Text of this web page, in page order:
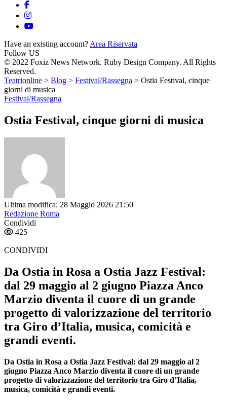
Have an existing account? Area Riservata
Follow US
© 2022 Foxiz News Network. Ruby Design Company. All Rights
Reserved.
Teatrionline > Blog > Festival/Rassegna > Ostia Festival, cinque
giorni di musica
Festival/Rassegna
Ostia Festival, cinque giorni di musica
Ultima modifica: 28 Maggio 2026 21:50
Redazione Roma
Condividi
425
CONDIVIDI
Da Ostia in Rosa a Ostia Jazz Festival:
dal 29 maggio al 2 giugno Piazza Anco
Marzio diventa il cuore di un grande
progetto di valorizzazione del territorio
tra Giro d’Italia, musica, comicità e
grandi eventi.
Da Ostia in Rosa a Ostia Jazz Festival: dal 29 maggio al 2
giugno Piazza Anco Marzio diventa il cuore di un grande
progetto di valorizzazione del territorio tra Giro d’Italia,
musica, comicità e grandi eventi.